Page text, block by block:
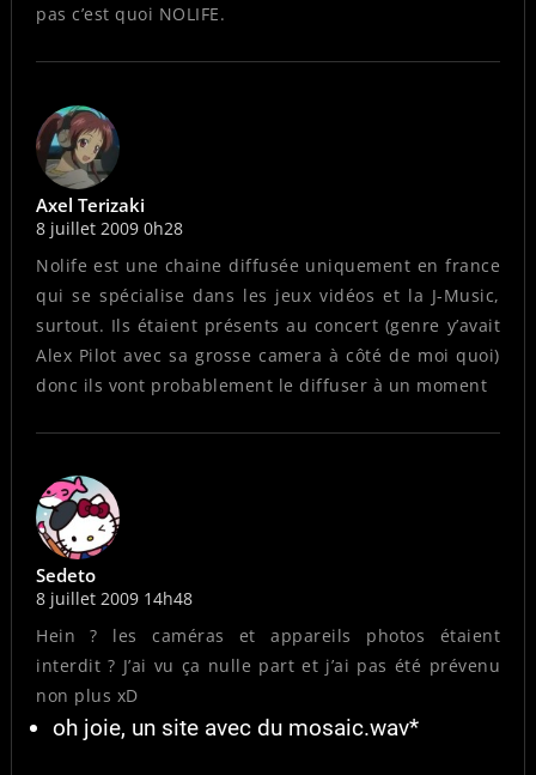
pas c’est quoi NOLIFE.
Axel Terizaki
8 juillet 2009 0h28
Nolife est une chaine diffusée uniquement en france
qui se spécialise dans les jeux vidéos et la J-Music,
surtout. Ils étaient présents au concert (genre y’avait
Alex Pilot avec sa grosse camera à côté de moi quoi)
donc ils vont probablement le diffuser à un moment
Sedeto
8 juillet 2009 14h48
Hein ? les caméras et appareils photos étaient
interdit ? J’ai vu ça nulle part et j’ai pas été prévenu
non plus xD
oh joie, un site avec du mosaic.wav*